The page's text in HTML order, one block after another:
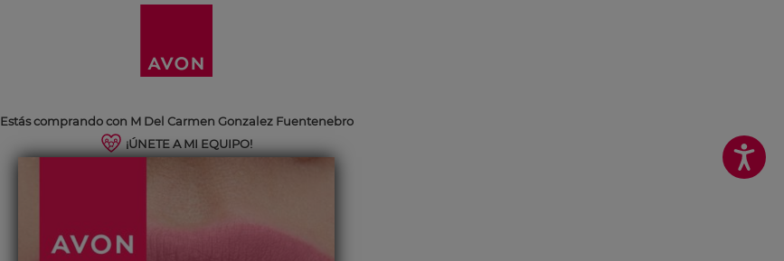
Estás comprando con M Del Carmen Gonzalez Fuentenebro
¡ÚNETE A MI EQUIPO!